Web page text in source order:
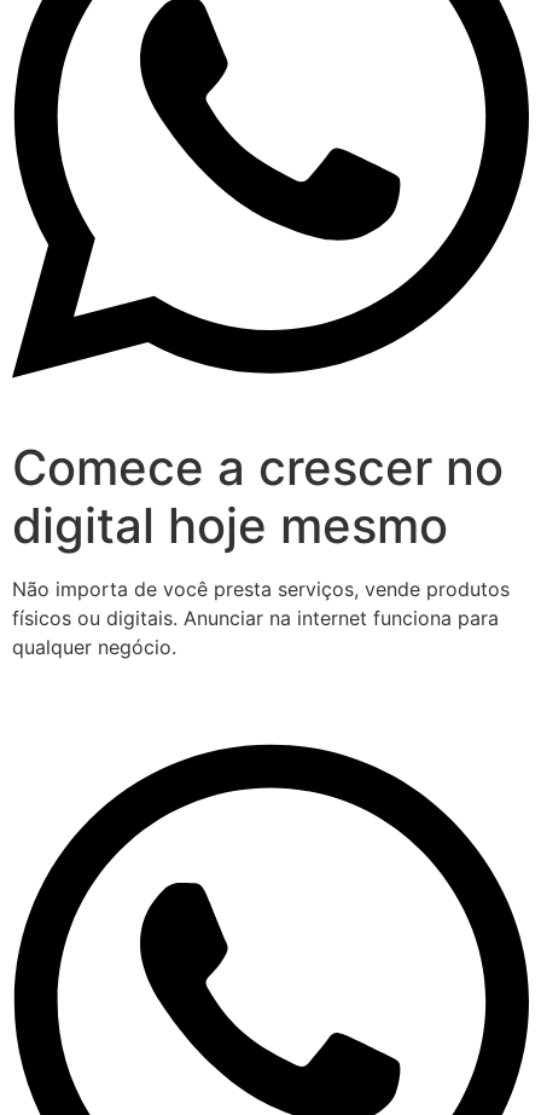
Comece a crescer no
digital hoje mesmo
Não importa de você presta serviços, vende produtos
físicos ou digitais. Anunciar na internet funciona para
qualquer negócio.